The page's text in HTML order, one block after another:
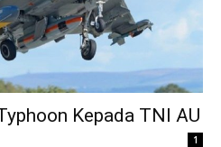
Kepada TNI AU
1